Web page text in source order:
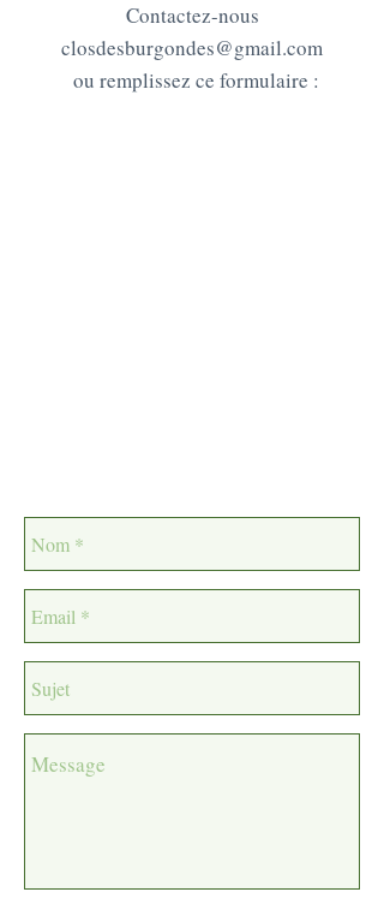
Contactez-nous
closdesburgondes@gmail.com
ou remplissez ce formulaire :